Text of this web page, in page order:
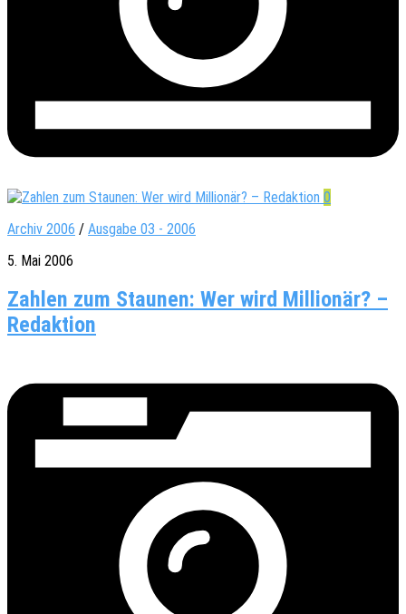
0
Archiv 2006 / Ausgabe 03 - 2006
5. Mai 2006
Zahlen zum Staunen: Wer wird Millionär? –
Redaktion